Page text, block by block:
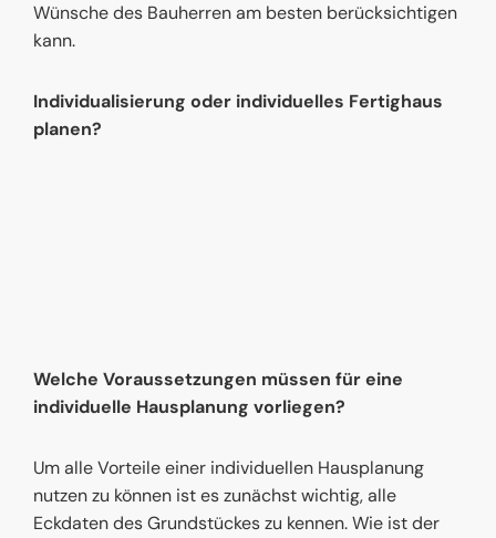
Wünsche des Bauherren am besten berücksichtigen
kann.
Individualisierung oder individuelles Fertighaus
planen?
Welche Voraussetzungen müssen für eine
individuelle Hausplanung vorliegen?
Um alle Vorteile einer individuellen Hausplanung
nutzen zu können ist es zunächst wichtig, alle
Eckdaten des Grundstückes zu kennen. Wie ist der